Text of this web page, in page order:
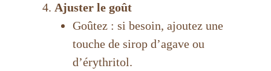
Ajuster le goût
Goûtez : si besoin, ajoutez une
touche de sirop d’agave ou
d’érythritol.